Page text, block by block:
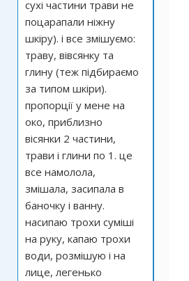
сухі частини трави не
поцарапали ніжну
шкіру). і все змішуємо:
траву, вівсянку та
глину (теж підбираємо
за типом шкіри).
пропорції у мене на
око, приблизно
вісянки 2 частини,
трави і глини по 1. це
все намолола,
змішала, засипала в
баночку і ванну.
насипаю трохи суміші
на руку, капаю трохи
води, розмішую і на
лице, легенько